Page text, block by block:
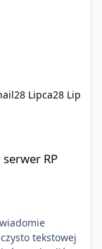
28 Lipca28 Lip
RP
tekstowej